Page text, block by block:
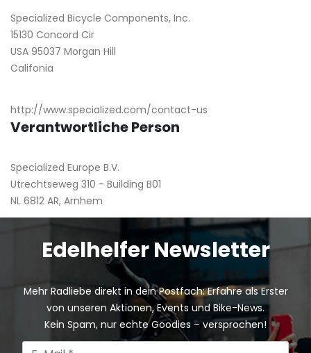
Specialized Bicycle Components, Inc.
15130 Concord Cir
USA 95037 Morgan Hill
Califonia
http://www.specialized.com/contact-us
Verantwortliche Person
Specialized Europe B.V.
Utrechtseweg 310 - Building B01
NL 6812 AR, Arnhem
Edelhelfer Newsletter
Mehr Radliebe direkt in dein Postfach: Erfahre als Erster
von unseren Aktionen, Events und Bike-News.
Kein Spam, nur echte Goodies – versprochen!